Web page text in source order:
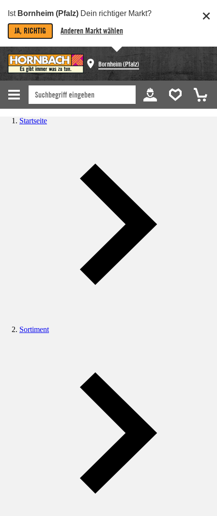
Ist Bornheim (Pfalz) Dein richtiger Markt?
JA, RICHTIG Anderen Markt wählen
Bornheim (Pfalz)
Startseite
Sortiment